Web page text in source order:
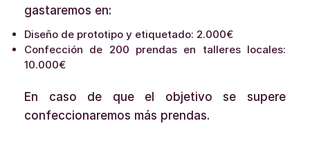
gastaremos en:
Diseño de prototipo y etiquetado: 2.000€
Confección de 200 prendas en talleres locales:
10.000€
En caso de que el objetivo se supere
confeccionaremos más prendas.